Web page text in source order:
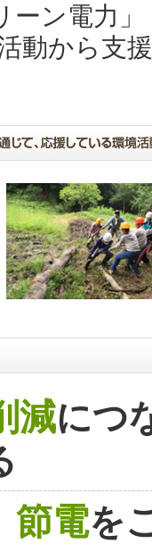
ーン電力
動から支
減につ
節電を